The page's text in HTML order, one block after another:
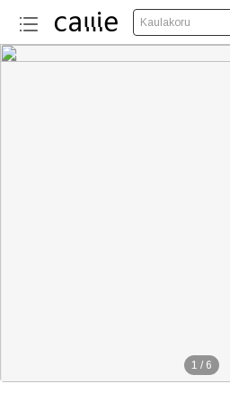
Kaulakoru
1 / 6